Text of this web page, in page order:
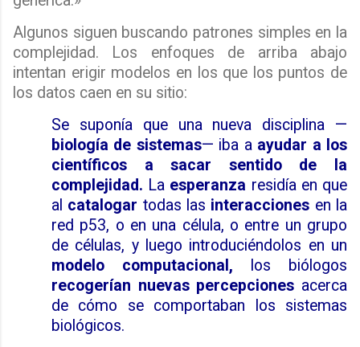
Algunos siguen buscando patrones simples en la
complejidad. Los enfoques de arriba abajo
intentan erigir modelos en los que los puntos de
los datos caen en su sitio:
Se suponía que una nueva disciplina —
biología de sistemas— iba a ayudar a los
científicos a sacar sentido de la
complejidad. La esperanza residía en que
al catalogar todas las interacciones en la
red p53, o en una célula, o entre un grupo
de células, y luego introduciéndolos en un
modelo computacional, los biólogos
recogerían nuevas percepciones acerca
de cómo se comportaban los sistemas
biológicos.